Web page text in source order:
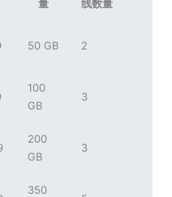
量
线数量
50 GB 2
100
GB
3
200
GB
3
350